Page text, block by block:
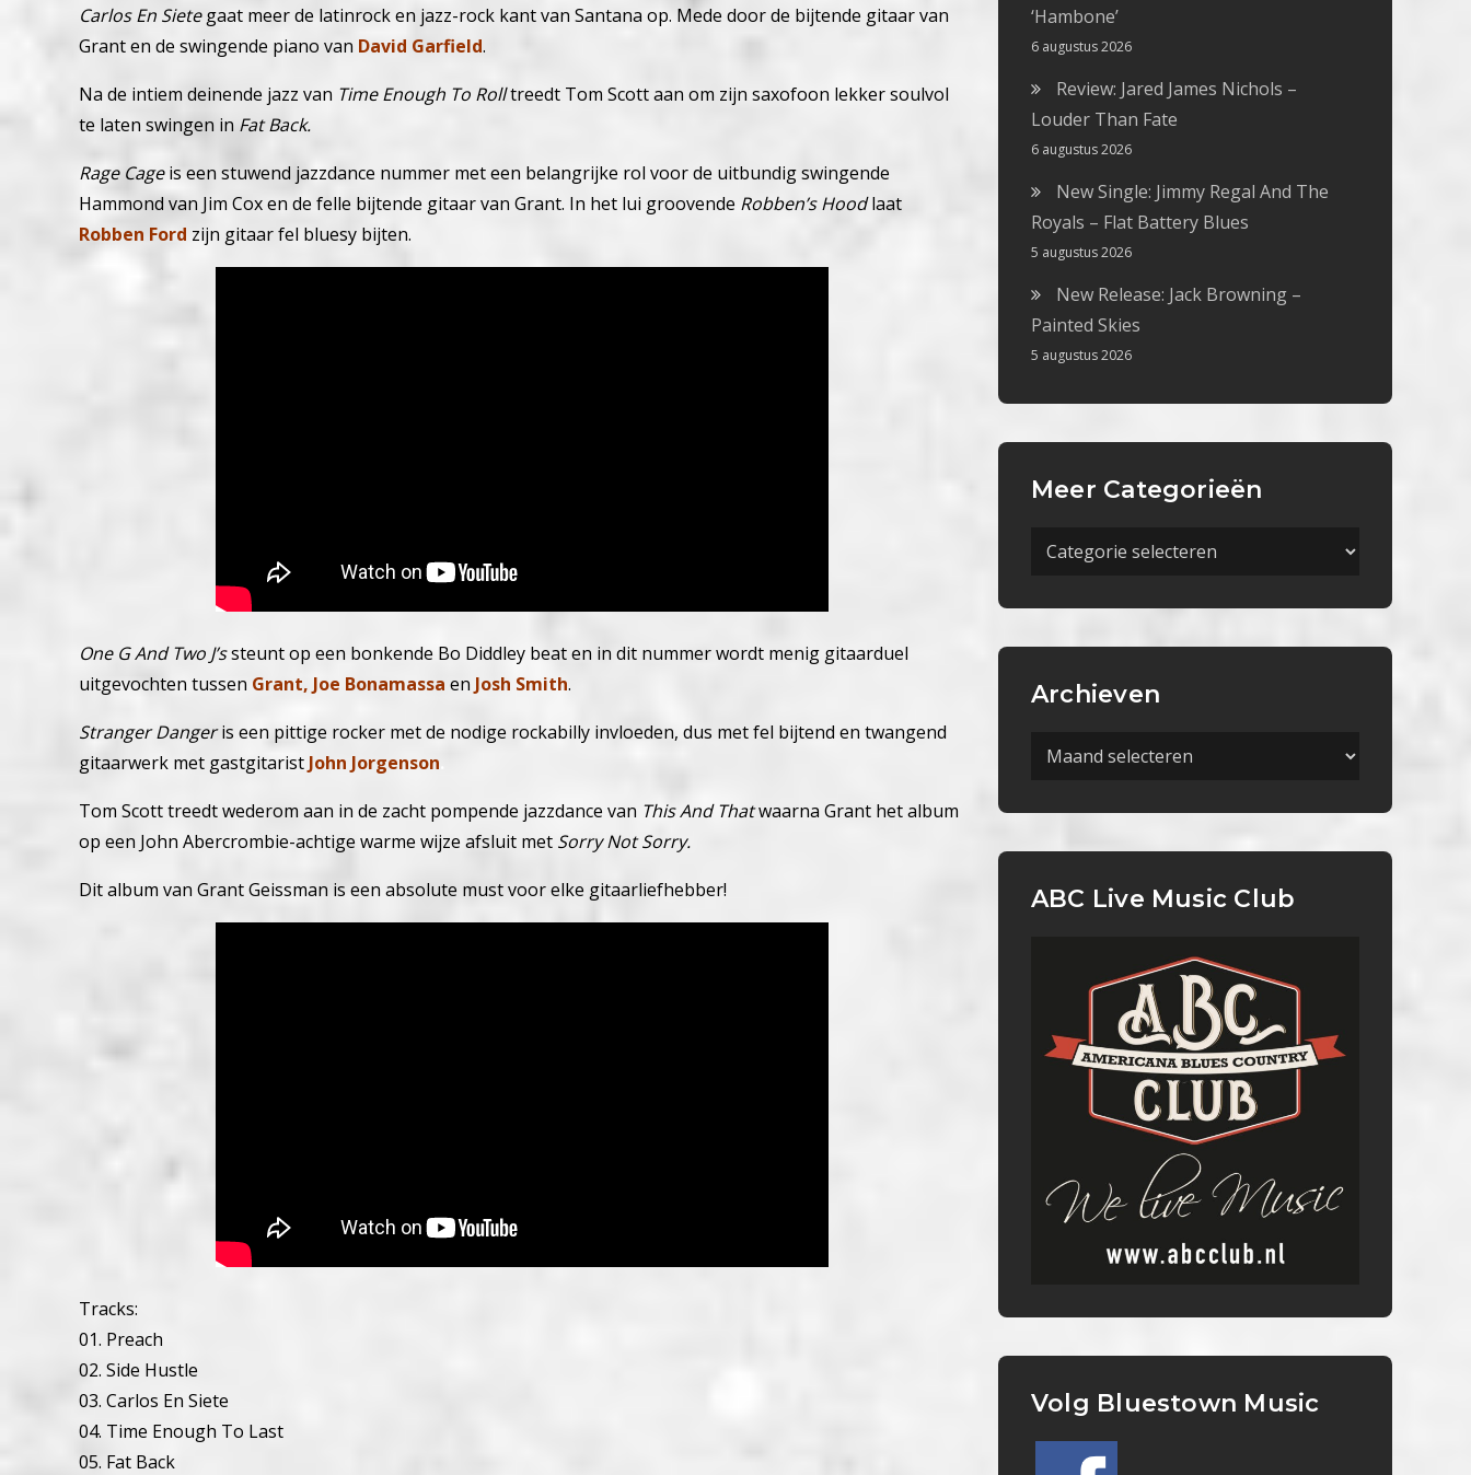
Carlos En Sietegaat meer de latinrock en jazz-rock kant van Santana op. Mede door de bijtende gitaar van
Grant en de swingende piano van David Garfield.
Na de intiem deinende jazz van Time Enough To Rolltreedt Tom Scott aan om zijn saxofoon lekker soulvol
te laten swingen in Fat Back.
Rage Cageis een stuwend jazzdance nummer met een belangrijke rol voor de uitbundig swingende
Hammond van Jim Cox en de felle bijtende gitaar van Grant. In het lui groovende Robben’s Hoodlaat
Robben Ford zijn gitaar fel bluesy bijten.
One G And Two J’ssteunt op een bonkende Bo Diddley beat en in dit nummer wordt menig gitaarduel
uitgevochten tussen Grant, Joe Bonamassa en Josh Smith.
Stranger Dangeris een pittige rocker met de nodige rockabilly invloeden, dus met fel bijtend en twangend
gitaarwerk met gastgitarist John Jorgenson
Tom Scott treedt wederom aan in de zacht pompende jazzdance van This And Thatwaarna Grant het album
op een John Abercrombie-achtige warme wijze afsluit met Sorry Not Sorry.
Dit album van Grant Geissman is een absolute must voor elke gitaarliefhebber!
Tracks:
01. Preach
02. Side Hustle
03. Carlos En Siete
04. Time Enough To Last
05. Fat Back
‘Hambone’
6 augustus 2026
Review: Jared James Nichols –
Louder Than Fate
6 augustus 2026
New Single: Jimmy Regal And The
Royals – Flat Battery Blues
5 augustus 2026
New Release: Jack Browning –
Painted Skies
5 augustus 2026
Meer Categorieën
Meer
Archieven
Archieven
ABC Live Music Club
Volg Bluestown Music